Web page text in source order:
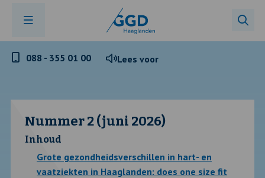
Telefoonnummer
088 - 355 01 00 Lees voor
Nummer 2 (juni 2026)
Inhoud
Grote gezondheidsverschillen in hart- en
vaatziekten in Haaglanden: does one size fit